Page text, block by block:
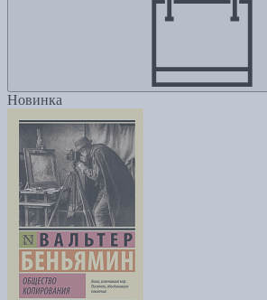
Новинка